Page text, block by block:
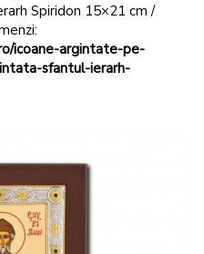
Spiridon 15×21 cm /
icoane-argintate-pe-
sfantul-ierarh-